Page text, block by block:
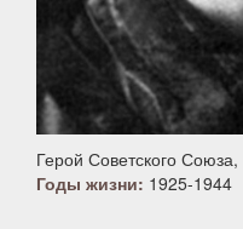
Герой Советского
Годы жизни: 1925-1944